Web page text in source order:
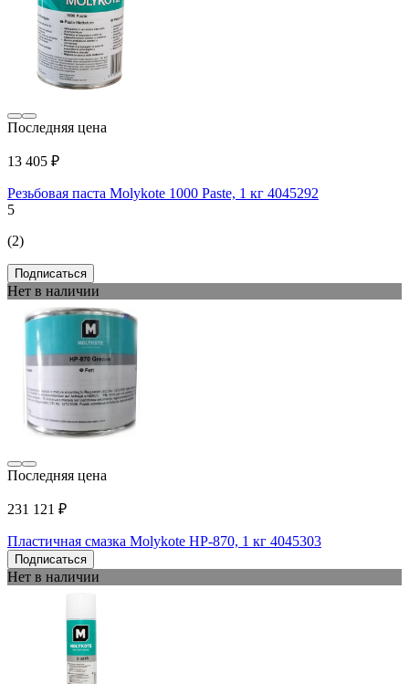
Последняя цена
13 405 ₽
Резьбовая паста Molykote 1000 Paste, 1 кг 4045292
5
(2)
Подписаться
Нет в наличии
Последняя цена
231 121 ₽
Пластичная смазка Molykote HP-870, 1 кг 4045303
Подписаться
Нет в наличии